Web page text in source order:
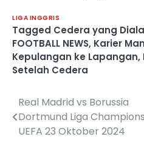
LIGA INGGRIS
Tagged Cedera yang
FOOTBALL NEWS, Karier
Kepulangan ke Lapangan,
Setelah Cedera
Post
navigation
Real Madrid vs Borussia
Dortmund Liga Champions
UEFA 23 Oktober 2024